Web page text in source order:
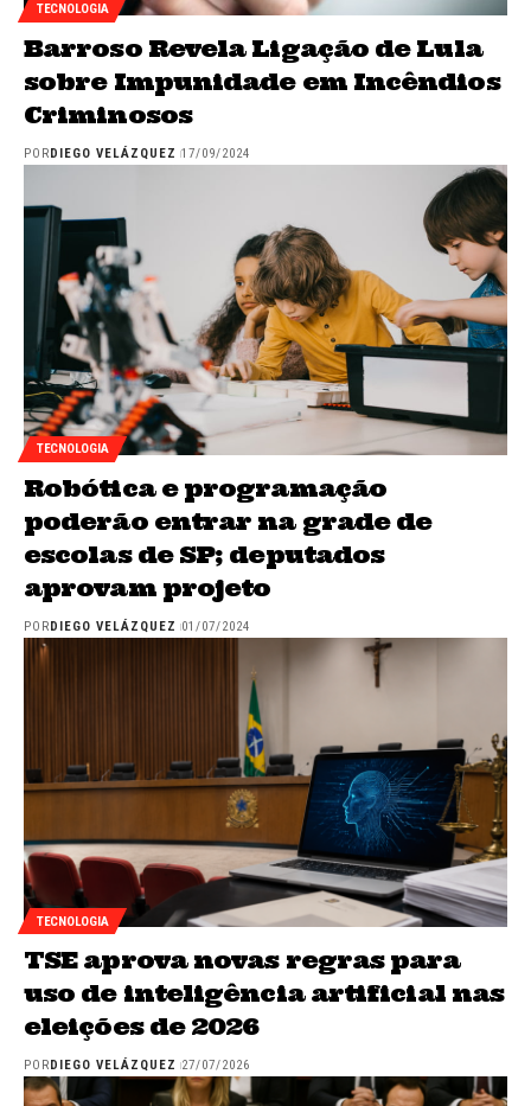
TECNOLOGIA
Barroso Revela Ligação de Lula
sobre Impunidade em Incêndios
Criminosos
PORDIEGO VELÁZQUEZ 17/09/2024
TECNOLOGIA
Robótica e programação
poderão entrar na grade de
escolas de SP; deputados
aprovam projeto
PORDIEGO VELÁZQUEZ 01/07/2024
TECNOLOGIA
TSE aprova novas regras para
uso de inteligência artificial nas
eleições de 2026
POR DIEGO VELÁZQUEZ 27/07/2026